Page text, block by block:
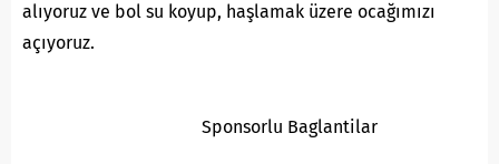
alıyoruz ve bol su koyup, haşlamak üzere ocağımızı
açıyoruz.
Sponsorlu Baglantilar